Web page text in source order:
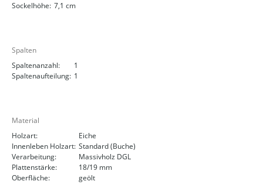
Sockelhöhe: 7,1 cm
Spalten
Spaltenanzahl:
1
Spaltenaufteilung: 1
Material
Holzart:
Eiche
Innenleben Holzart: Standard (Buche)
Verarbeitung:
Massivholz DGL
Plattenstärke:
18/19 mm
Oberfläche:
geölt